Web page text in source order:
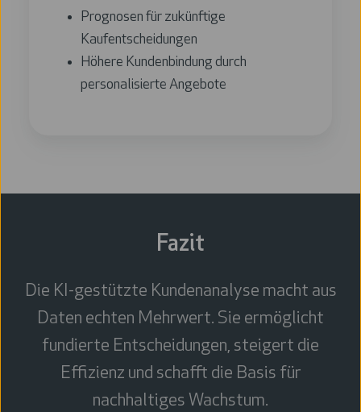
Prognosen für zukünftige
Kaufentscheidungen
Höhere Kundenbindung durch
personalisierte Angebote
Fazit
Die KI-gestützte Kundenanalyse macht aus
Daten echten Mehrwert. Sie ermöglicht
fundierte Entscheidungen, steigert die
Effizienz und schafft die Basis für
nachhaltiges Wachstum.